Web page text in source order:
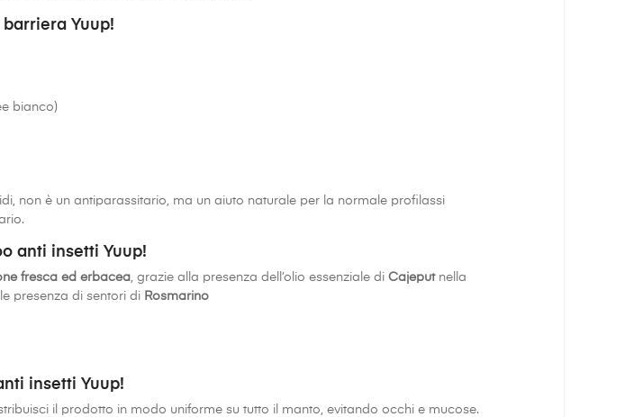
Yuup!
bianco)
non è un antiparassitario, ma un aiuto naturale per la normale profilassi
anti insetti Yuup!
fresca ed erbacea , grazie alla presenza dell’olio essenziale di Cajeputnella
presenza di sentori di Rosmarino
insetti Yuup!
il prodotto in modo uniforme su tutto il manto, evitando occhi e mucose.